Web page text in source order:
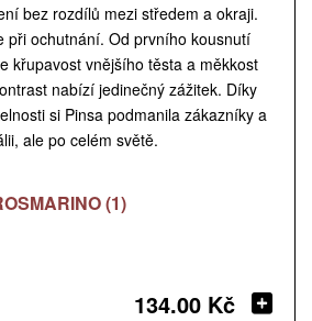
bez rozdílů mezi středem a okraji.
při ochutnání. Od prvního kousnutí
křupavost vnějšího těsta a měkkost
nabízí jedinečný zážitek. Díky
si Pinsa podmanila zákazníky a
ale po celém světě.
(1)
134.00 Kč